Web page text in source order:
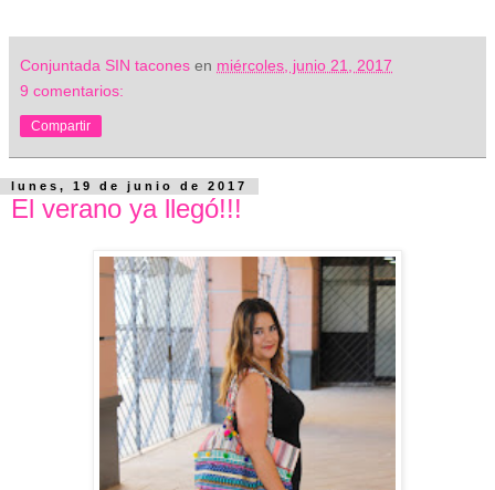
Conjuntada SIN tacones en miércoles, junio 21, 2017
9 comentarios:
Compartir
lunes, 19 de junio de 2017
El verano ya llegó!!!